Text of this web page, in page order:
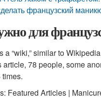
французский
для
a “wiki,” similar to
article, 78 people, some
Featured Articles |